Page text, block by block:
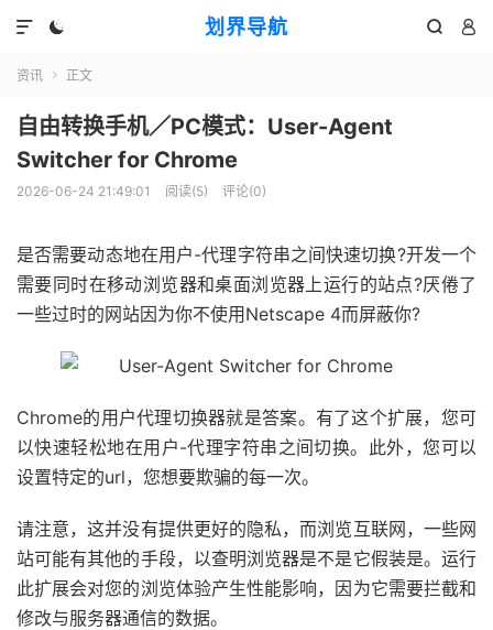
划界导航
  

资讯  正文
自由转换手机／PC模式：User-Agent
Switcher for Chrome
2026-06-24 21:49:01 阅读(5) 评论(0)
是否需要动态地在用户-代理字符串之间快速切换?开发一个
需要同时在移动浏览器和桌面浏览器上运行的站点?厌倦了
一些过时的网站因为你不使用Netscape 4而屏蔽你?
Chrome的用户代理切换器就是答案。有了这个扩展，您可
以快速轻松地在用户-代理字符串之间切换。此外，您可以
设置特定的url，您想要欺骗的每一次。
请注意，这并没有提供更好的隐私，而浏览互联网，一些网
站可能有其他的手段，以查明浏览器是不是它假装是。运行
此扩展会对您的浏览体验产生性能影响，因为它需要拦截和
修改与服务器通信的数据。